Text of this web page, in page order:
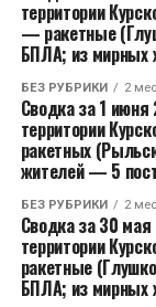
территории
— ракетные
БПЛА; из мирных
БЕЗ РУБРИКИ 2
Сводка за 1
территории
ракетных
жителей — 5
БЕЗ РУБРИКИ 2
Сводка за 30
территории
ракетные
БПЛА; из мирных